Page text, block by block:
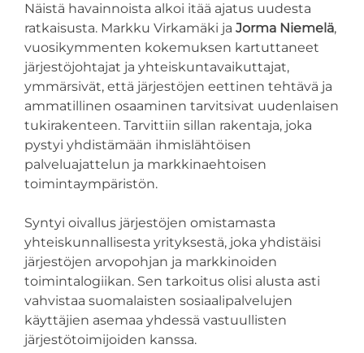
Näistä havainnoista alkoi itää ajatus uudesta
ratkaisusta. Markku Virkamäki ja Jorma Niemelä,
vuosikymmenten kokemuksen kartuttaneet
järjestöjohtajat ja yhteiskuntavaikuttajat,
ymmärsivät, että järjestöjen eettinen tehtävä ja
ammatillinen osaaminen tarvitsivat uudenlaisen
tukirakenteen. Tarvittiin sillan rakentaja, joka
pystyi yhdistämään ihmislähtöisen
palveluajattelun ja markkinaehtoisen
toimintaympäristön.
Syntyi oivallus järjestöjen omistamasta
yhteiskunnallisesta yrityksestä, joka yhdistäisi
järjestöjen arvopohjan ja markkinoiden
toimintalogiikan. Sen tarkoitus olisi alusta asti
vahvistaa suomalaisten sosiaalipalvelujen
käyttäjien asemaa yhdessä vastuullisten
järjestötoimijoiden kanssa.